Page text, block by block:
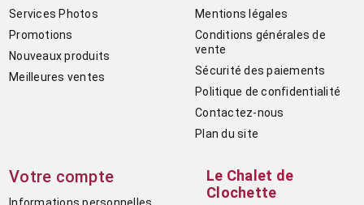
Services Photos
Promotions
Nouveaux produits
Meilleures ventes
Mentions légales
Conditions générales de
vente
Sécurité des paiements
Politique de confidentialité
Contactez-nous
Plan du site
Votre compte
Informations personnelles
Le Chalet de
Clochette